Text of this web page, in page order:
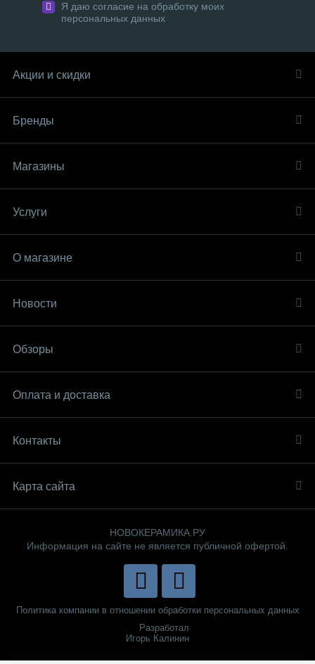
Я даю согласие на обработку моих
персональных данных
Акции и скидки
Бренды
Магазины
Услуги
О магазине
Новости
Обзоры
Оплата и доставка
Контакты
Карта сайта
НОВОКЕРАМИКА.РУ
Информация на сайте не является публичной офертой.
Политика компании в отношении обработки персональных данных
Разработал
Игорь Калинин